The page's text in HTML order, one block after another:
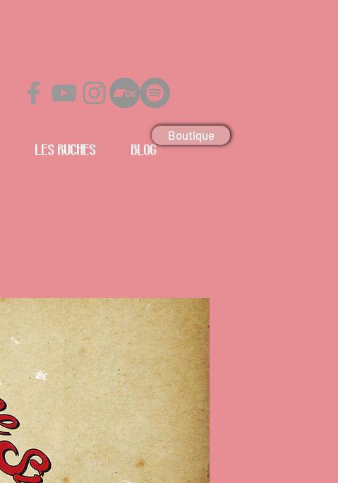
Boutique
Les Ruches Blog